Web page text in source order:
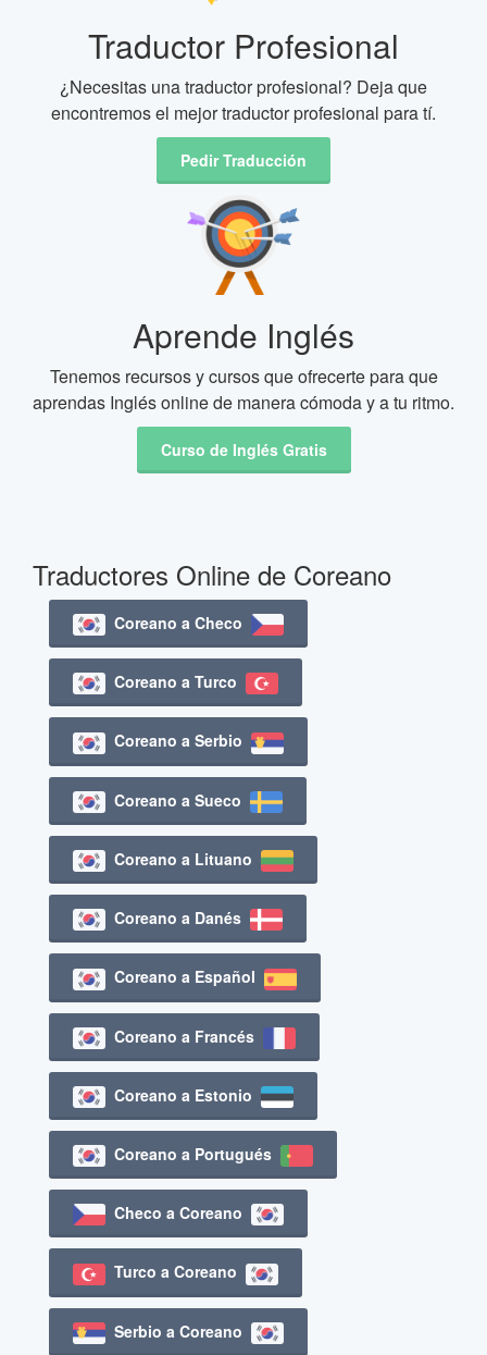
Traductor Profesional
¿Necesitas una traductor profesional? Deja que
encontremos el mejor traductor profesional para tí.
Pedir Traducción
Aprende Inglés
Tenemos recursos y cursos que ofrecerte para que
aprendas Inglés online de manera cómoda y a tu ritmo.
Curso de Inglés Gratis
Traductores Online de Coreano
Coreano a Checo
Coreano a Turco
Coreano a Serbio
Coreano a Sueco
Coreano a Lituano
Coreano a Danés
Coreano a Español
Coreano a Francés
Coreano a Estonio
Coreano a Portugués
Checo a Coreano
Turco a Coreano
Serbio a Coreano